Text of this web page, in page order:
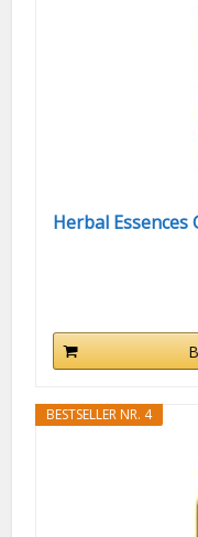
Herbal Essences
BESTSELLER NR. 4